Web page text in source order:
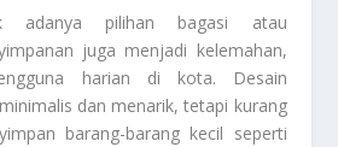
adanya pilihan bagasi atau
juga menjadi kelemahan,
harian di kota. Desain
dan menarik, tetapi kurang
barang-barang kecil seperti